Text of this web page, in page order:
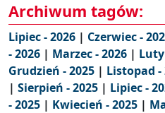
Archiwum tagów:
Lipiec - 2026 | Czerwiec -
- 2026 | Marzec - 2026 | Luty
Grudzień - 2025 | Listopad -
| Sierpień - 2025 | Lipiec -
- 2025 | Kwiecień - 2025 |